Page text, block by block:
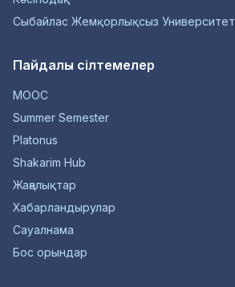
Сыбайлас Жемқорлықсыз Университет
Пайдалы сілтемелер
MOOC
Summer Semester
Platonus
Shakarim Hub
Жаңалықтар
Хабарландырулар
Сауалнама
Бос орындар